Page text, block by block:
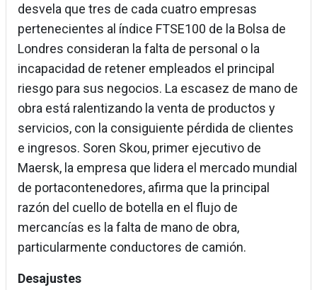
desvela que tres de cada cuatro empresas
pertenecientes al índice FTSE100 de la Bolsa de
Londres consideran la falta de personal o la
incapacidad de retener empleados el principal
riesgo para sus negocios. La escasez de mano de
obra está ralentizando la venta de productos y
servicios, con la consiguiente pérdida de clientes
e ingresos. Soren Skou, primer ejecutivo de
Maersk, la empresa que lidera el mercado mundial
de portacontenedores, afirma que la principal
razón del cuello de botella en el flujo de
mercancías es la falta de mano de obra,
particularmente conductores de camión.
Desajustes